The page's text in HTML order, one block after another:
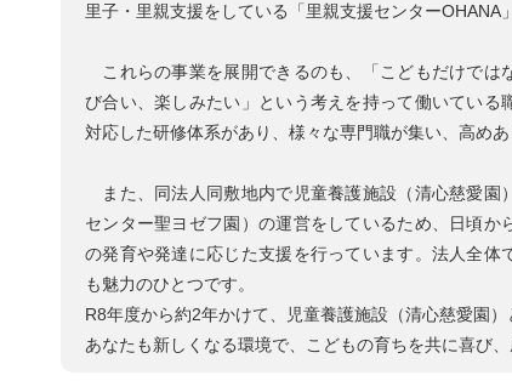
里子・里親支援をしている「里親支援センターOHANA
これらの事業を展開できるのも、「こどもだけでは
び合い、楽しみたい」という考えを持って働いている
対応した研修体系があり、様々な専門職が集い、高めあ
また、同法人同敷地内で児童養護施設（清心慈愛園
センター聖ヨゼフ園）の運営をしているため、日頃か
の発育や発達に応じた支援を行っています。法人全体
も魅力のひとつです。
R8年度から約2年かけて、児童養護施設（清心慈愛園）
あなたも新しくなる環境で、こどもの育ちを共に喜び